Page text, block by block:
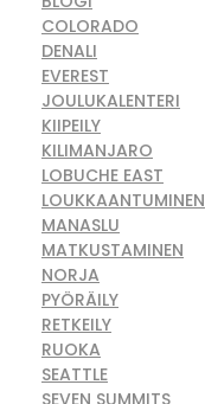
COLORADO
DENALI
EVEREST
JOULUKALENTERI
KIIPEILY
KILIMANJARO
LOBUCHE EAST
LOUKKAANTUMINEN
MANASLU
MATKUSTAMINEN
NORJA
PYÖRÄILY
RETKEILY
RUOKA
SEATTLE
SEVEN SUMMITS